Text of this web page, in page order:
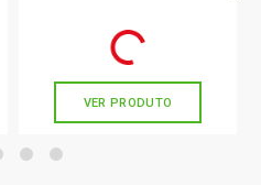
em até 1x de
VER PRODUTO
3 4